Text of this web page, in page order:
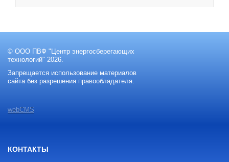
© ООО ПВФ "Центр энергосберегающих
технологий" 2026.
Запрещается использование материалов
сайта без разрешения правообладателя.
webCMS
КОНТАКТЫ